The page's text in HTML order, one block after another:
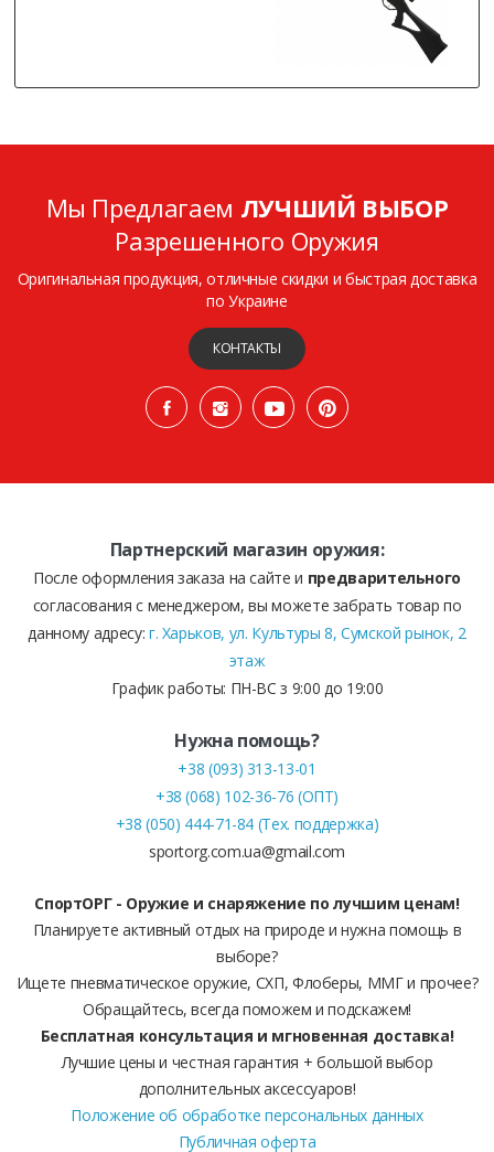
Мы Предлагаем ЛУЧШИЙ ВЫБОР
Разрешенного Оружия
Оригинальная продукция, отличные скидки и быстрая доставка
по Украине
КОНТАКТЫ
Партнерский магазин оружия:
После оформления заказа на сайте и предварительного
согласования с менеджером, вы можете забрать товар по
данному адресу: г. Харьков, ул. Культуры 8, Сумской рынок, 2
этаж
График работы: ПН-ВС з 9:00 до 19:00
Нужна помощь?
+38 (093) 313-13-01
+38 (068) 102-36-76 (ОПТ)
+38 (050) 444-71-84 (Тех. поддержка)
sportorg.com.ua@gmail.com
СпортОРГ - Оружие и снаряжение по лучшим ценам!
Планируете активный отдых на природе и нужна помощь в
выборе?
Ищете пневматическое оружие, СХП, Флоберы, ММГ и прочее?
Обращайтесь, всегда поможем и подскажем!
Бесплатная консультация и мгновенная доставка!
Лучшие цены и честная гарантия + большой выбор
дополнительных аксессуаров!
Положение об обработке персональных данных
Публичная оферта